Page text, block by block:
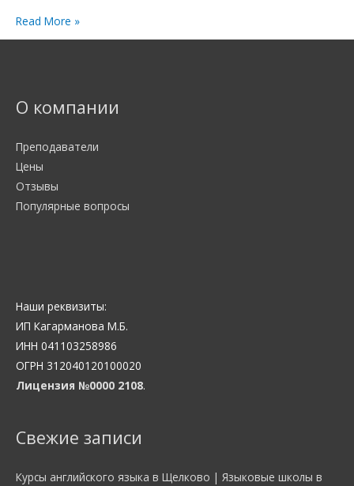
Read More »
О компании
Преподаватели
Цены
Отзывы
Популярные вопросы
Наши реквизиты:
ИП Кагарманова М.Б.
ИНН 041103258986
ОГРН 312040120100020
Лицензия №0000 2108.
Свежие записи
Курсы английского языка в Щелково | Языковые школы в